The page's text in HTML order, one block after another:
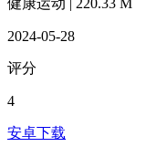
健康运动 | 220.33 M
2024-05-28
评分
4
安卓下载